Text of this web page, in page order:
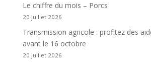
Le chiffre du mois – Porcs
20 juillet 2026
Transmission agricole : profitez des
avant le 16 octobre
20 juillet 2026